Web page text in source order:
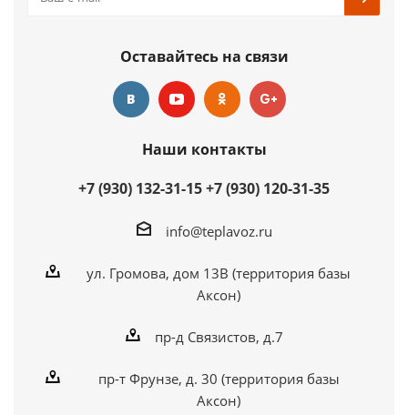
Оставайтесь на связи
Наши контакты
+7 (930) 132-31-15+7 (930) 120-31-35
info@teplavoz.ru
ул. Громова, дом 13В (территория базы
Аксон)
пр-д Связистов, д.7
пр-т Фрунзе, д. 30 (территория базы
Аксон)